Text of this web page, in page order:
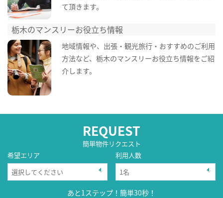
て頂きます。
栃木のマンスリーお役立ち情報
地域情報や、出張・観光旅行・おすすめのご利用
方法など、栃木のマンスリーお役立ち情報をご紹
介します。
REQUEST
簡単物件リクエスト
希望エリア
利用人数
あと1ステップ！簡単30秒！